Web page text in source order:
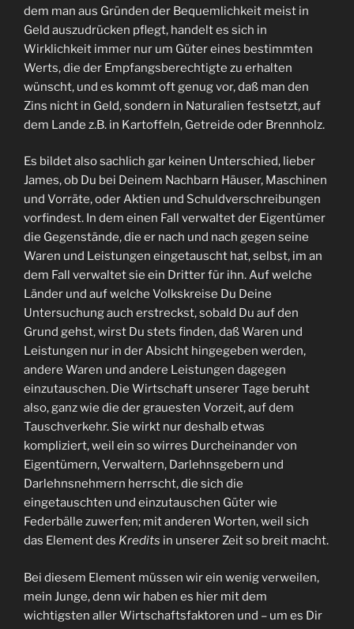
dem man aus Gründen der Bequemlichkeit meist in
Geld auszudrücken pflegt, handelt es sich in
Wirklichkeit immer nur um Güter eines bestimmten
Werts, die der Empfangsberechtigte zu erhalten
wünscht, und es kommt oft genug vor, daß man den
Zins nicht in Geld, sondern in Naturalien festsetzt, auf
dem Lande z.B. in Kartoffeln, Getreide oder Brennholz.
Es bildet also sachlich gar keinen Unterschied, lieber
James, ob Du bei Deinem Nachbarn Häuser, Maschinen
und Vorräte, oder Aktien und Schuldverschreibungen
vorfindest. In dem einen Fall verwaltet der Eigentümer
die Gegenstände, die er nach und nach gegen seine
Waren und Leistungen eingetauscht hat, selbst, im an
dem Fall verwaltet sie ein Dritter für ihn. Auf welche
Länder und auf welche Volkskreise Du Deine
Untersuchung auch erstreckst, sobald Du auf den
Grund gehst, wirst Du stets finden, daß Waren und
Leistungen nur in der Absicht hingegeben werden,
andere Waren und andere Leistungen dagegen
einzutauschen. Die Wirtschaft unserer Tage beruht
also, ganz wie die der grauesten Vorzeit, auf dem
Tauschverkehr. Sie wirkt nur deshalb etwas
kompliziert, weil ein so wirres Durcheinander von
Eigentümern, Verwaltern, Darlehnsgebern und
Darlehnsnehmern herrscht, die sich die
eingetauschten und einzutauschen Güter wie
Federbälle zuwerfen; mit anderen Worten, weil sich
das Element des Kredits in unserer Zeit so breit macht.
Bei diesem Element müssen wir ein wenig verweilen,
mein Junge, denn wir haben es hier mit dem
wichtigsten aller Wirtschaftsfaktoren und – um es Dir